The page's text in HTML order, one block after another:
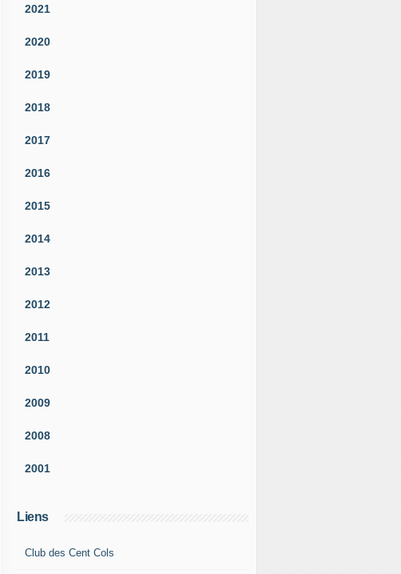
2021
2020
2019
2018
2017
2016
2015
2014
2013
2012
2011
2010
2009
2008
2001
Liens
Club des Cent Cols